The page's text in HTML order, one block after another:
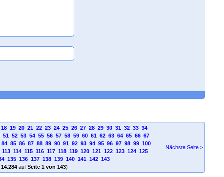
18 19 20 21 22 23 24 25 26 27 28 29 30 31 32 33 34
51 52 53 54 55 56 57 58 59 60 61 62 63 64 65 66 67
84 85 86 87 88 89 90 91 92 93 94 95 96 97 98 99 100
113 114 115 116 117 118 119 120 121 122 123 124 125
135 136 137 138 139 140 141 142 143
14.284auf Seite 1 von 143)
Nächste Seite >